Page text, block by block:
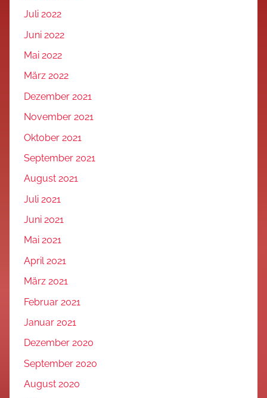
Juli 2022
Juni 2022
Mai 2022
März 2022
Dezember 2021
November 2021
Oktober 2021
September 2021
August 2021
Juli 2021
Juni 2021
Mai 2021
April 2021
März 2021
Februar 2021
Januar 2021
Dezember 2020
September 2020
August 2020